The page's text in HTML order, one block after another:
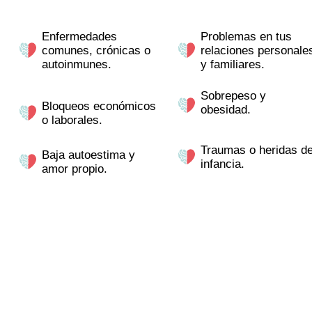
Enfermedades
comunes, crónicas o
autoinmunes.
Bloqueos económicos
o laborales.
Baja autoestima y
amor propio.
Problemas en tus
relaciones
y familiares.
Sobrepeso y
obesidad.
Traumas o heridas
infancia.